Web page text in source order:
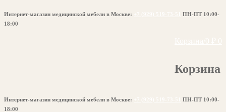
Перейти
к
Меню
Закрыть
Интернет-магазин медицинской мебели в Москве:
ПН-ПТ 10:00-
18:00
Корзина
Интернет-магазин медицинской мебели в Москве:
ПН-ПТ 10:00-
18:00